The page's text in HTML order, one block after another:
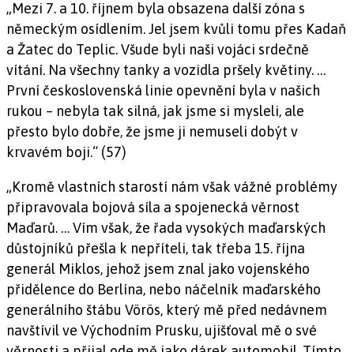
„Mezi 7. a 10. říjnem byla obsazena další zóna s
německým osídlením. Jel jsem kvůli tomu přes Kadaň
a Žatec do Teplic. Všude byli naši vojáci srdečně
vítání. Na všechny tanky a vozidla pršely květiny. …
První československá linie opevnění byla v našich
rukou – nebyla tak silná, jak jsme si mysleli, ale
přesto bylo dobře, že jsme ji nemuseli dobýt v
krvavém boji.“ (57)
„Kromě vlastních starostí nám však vážné problémy
připravovala bojová síla a spojenecká věrnost
Maďarů. … Vím však, že řada vysokých maďarských
důstojníků přešla k nepříteli, tak třeba 15. října
generál Miklos, jehož jsem znal jako vojenského
přidělence do Berlína, nebo náčelník maďarského
generálního štábu Vörös, který mě před nedávnem
navštívil ve Východním Prusku, ujišťoval mě o své